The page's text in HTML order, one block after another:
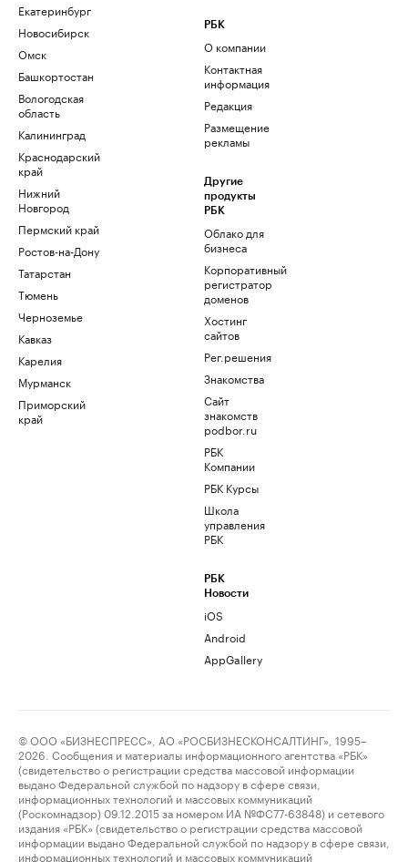
Екатеринбург
Новосибирск
Омск
Башкортостан
Вологодская
область
Калининград
Краснодарский
край
Нижний
Новгород
Пермский край
Ростов-на-Дону
Татарстан
Тюмень
Черноземье
Кавказ
Карелия
Мурманск
Приморский
край
РБК
О компании
Контактная
информация
Редакция
Размещение
рекламы
Другие
продукты
РБК
Облако для
бизнеса
Корпоративный
регистратор
доменов
Хостинг
сайтов
Рег.решения
Знакомства
Сайт
знакомств
podbor.ru
РБК
Компании
РБК Курсы
Школа
управления
РБК
РБК
Новости
iOS
Android
AppGallery
© ООО «БИЗНЕСПРЕСС», АО «РОСБИЗНЕСКОНСАЛТИНГ», 1995–
2026. Сообщения и материалы информационного агентства «РБК»
(свидетельство о регистрации средства массовой информации
выдано Федеральной службой по надзору в сфере связи,
информационных технологий и массовых коммуникаций
(Роскомнадзор) 09.12.2015 за номером ИА №ФС77-63848) и сетевого
издания «РБК» (свидетельство о регистрации средства массовой
информации выдано Федеральной службой по надзору в сфере связи,
информационных технологий и массовых коммуникаций